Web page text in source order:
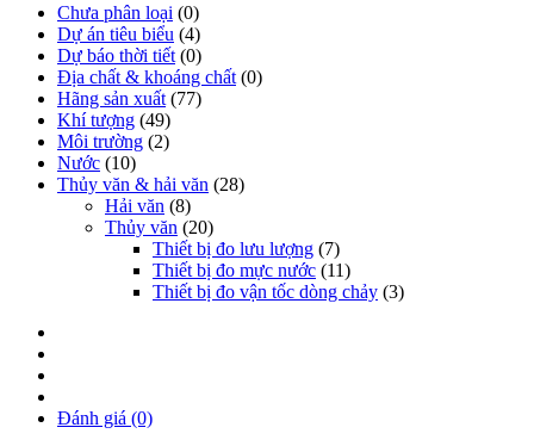
Chưa phân loại (0)
Dự án tiêu biểu (4)
Dự báo thời tiết (0)
Địa chất & khoáng chất (0)
Hãng sản xuất (77)
Khí tượng (49)
Môi trường (2)
Nước (10)
Thủy văn & hải văn (28)
Hải văn (8)
Thủy văn (20)
Thiết bị đo lưu lượng (7)
Thiết bị đo mực nước (11)
Thiết bị đo vận tốc dòng chảy (3)
Đánh giá (0)